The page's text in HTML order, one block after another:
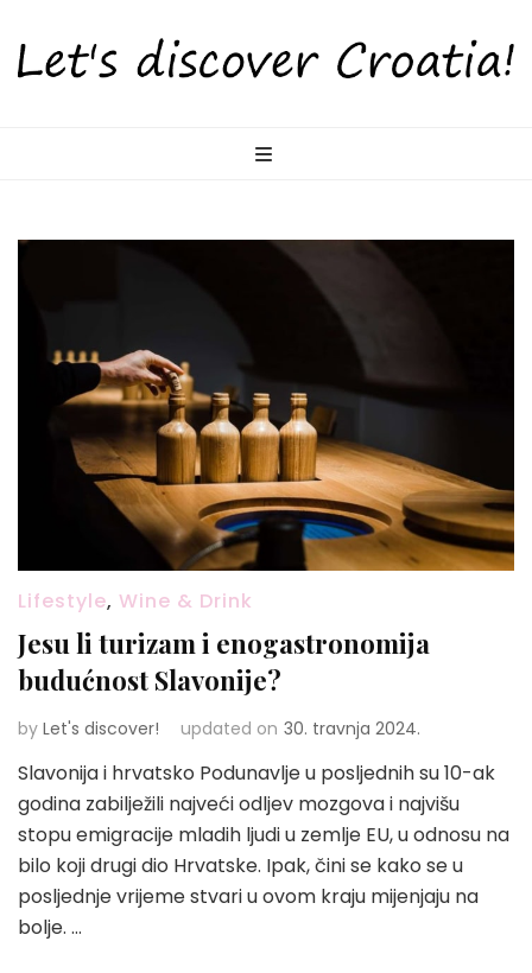
Lifestyle, Wine & Drink
Jesu li turizam i enogastronomija
budućnost Slavonije?
by Let's discover! updated on 30. travnja 2024.
Slavonija i hrvatsko Podunavlje u posljednih su 10-ak
godina zabilježili najveći odljev mozgova i najvišu
stopu emigracije mladih ljudi u zemlje EU, u odnosu na
bilo koji drugi dio Hrvatske. Ipak, čini se kako se u
posljednje vrijeme stvari u ovom kraju mijenjaju na
bolje. …